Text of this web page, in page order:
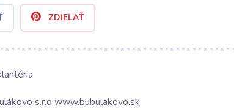
ZDIELAŤ
s.r.o www.bubulakovo.sk